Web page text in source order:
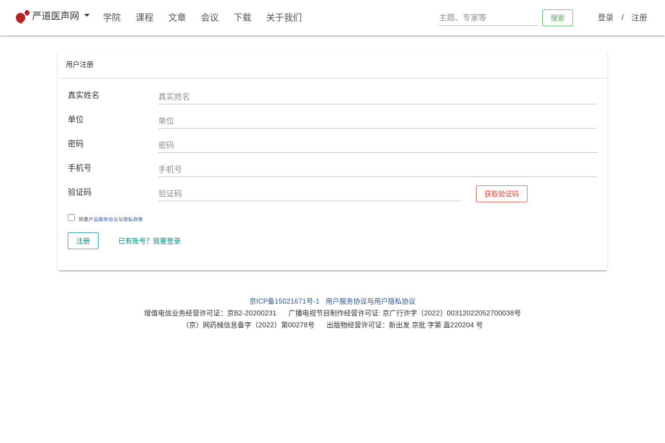
严道医声网 学院 课程 文章 会议 下载 关于我们 搜索 登录 / 注册
用户注册
真实姓名
单位
密码
手机号
验证码 获取验证码
同意产品服务协议与隐私政策
注册 已有账号？我要登录
京ICP备15021671号-1 用户服务协议与用户隐私协议
增值电信业务经营许可证：京B2-20200231
广播电视节目制作经营许可证: 京广行许字〔2022〕00312022052700038号
（京）网药械信息备字（2022）第00278号
出版物经营许可证：新出发 京批 字第 直220204 号